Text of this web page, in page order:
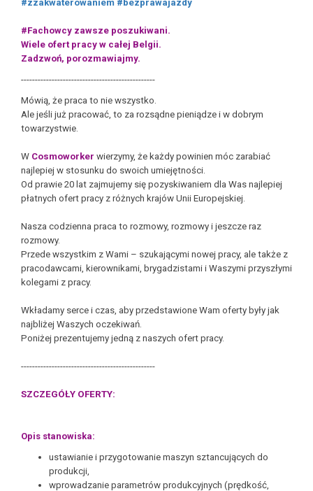
#zzakwaterowaniem #bezprawajazdy
#Fachowcy zawsze poszukiwani.
Wiele ofert pracy w całej Belgii.
Zadzwoń, porozmawiajmy.
------------------------------------------------
Mówią, że praca to nie wszystko.
Ale jeśli już pracować, to za rozsądne pieniądze i w dobrym
towarzystwie.
W Cosmoworker wierzymy, że każdy powinien móc zarabiać
najlepiej w stosunku do swoich umiejętności.
Od prawie 20 lat zajmujemy się pozyskiwaniem dla Was najlepiej
płatnych ofert pracy z różnych krajów Unii Europejskiej.
Nasza codzienna praca to rozmowy, rozmowy i jeszcze raz
rozmowy.
Przede wszystkim z Wami – szukającymi nowej pracy, ale także z
pracodawcami, kierownikami, brygadzistami i Waszymi przyszłymi
kolegami z pracy.
Wkładamy serce i czas, aby przedstawione Wam oferty były jak
najbliżej Waszych oczekiwań.
Poniżej prezentujemy jedną z naszych ofert pracy.
------------------------------------------------
SZCZEGÓŁY OFERTY:
Opis stanowiska:
ustawianie i przygotowanie maszyn sztancujących do
produkcji,
wprowadzanie parametrów produkcyjnych (prędkość,